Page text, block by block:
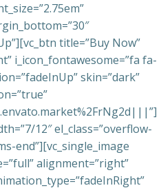
title=”Buy Now”
i_icon_fontawesome=”fa fa-
skin=”dark”
12″ el_class=”overflow-
end”][vc_single_image
alignment=”right”